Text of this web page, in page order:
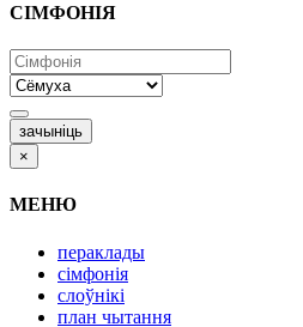
СІМФОНІЯ
зачыніць
×
МЕНЮ
пераклады
сімфонія
слоўнікі
план чытання